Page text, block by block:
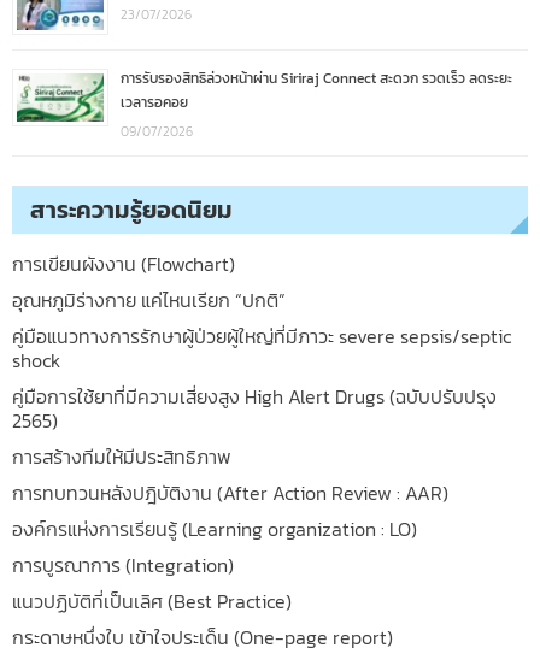
23/07/2026
การรับรองสิทธิล่วงหน้าผ่าน Siriraj Connect สะดวก รวดเร็ว ลดระยะ
เวลารอคอย
09/07/2026
สาระความรู้ยอดนิยม
การเขียนผังงาน (Flowchart)
อุณหภูมิร่างกาย แค่ไหนเรียก “ปกติ”
คู่มือแนวทางการรักษาผู้ป่วยผู้ใหญ่ที่มีภาวะ severe sepsis/septic
shock
คู่มือการใช้ยาที่มีความเสี่ยงสูง High Alert Drugs (ฉบับปรับปรุง
2565)
การสร้างทีมให้มีประสิทธิภาพ
การทบทวนหลังปฎิบัติงาน (After Action Review : AAR)
องค์กรแห่งการเรียนรู้ (Learning organization : LO)
การบูรณาการ (Integration)
แนวปฏิบัติที่เป็นเลิศ (Best Practice)
กระดาษหนึ่งใบ เข้าใจประเด็น (One-page report)